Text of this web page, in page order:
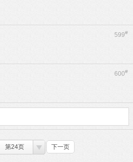
599#
600#
第24页 下一页